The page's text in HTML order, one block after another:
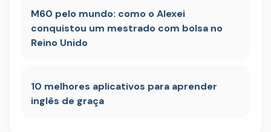
M60 pelo mundo: como o Alexei
conquistou um mestrado com bolsa no
Reino Unido
10 melhores aplicativos para aprender
inglês de graça